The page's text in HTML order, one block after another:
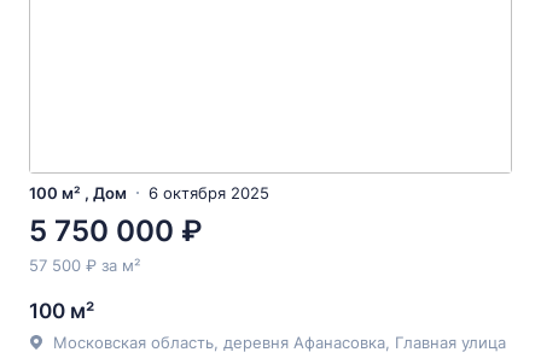
100 м² , Дом 6 октября 2025
5 750 000 ₽
57 500 ₽ за м²
100 м²
Московская область, деревня Афанасовка, Главная улица